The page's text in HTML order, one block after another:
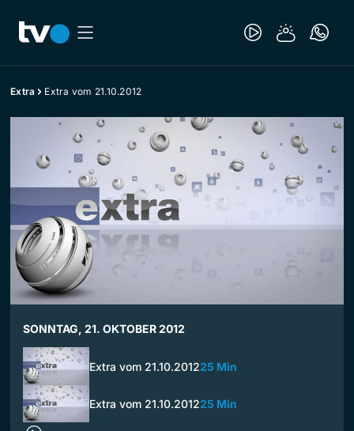
Extra Extra vom 21.10.2012
SONNTAG, 21. OKTOBER 2012
Extra vom 21.10.201225 Min
Extra vom 21.10.201225 Min